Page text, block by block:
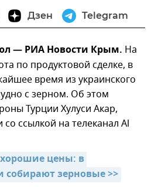
Дзен Telegram
— РИА Новости Крым. На
по продуктовой сделке, в
время из украинского
с зерном. Об этом
Турции Хулуси Акар,
ссылкой на телеканал Al
цены: в
собирают зерновые >>